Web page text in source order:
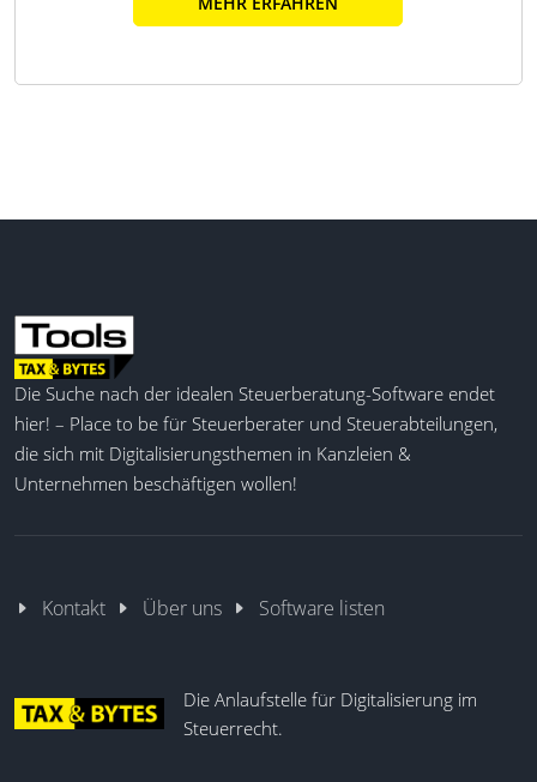
Die Suche nach der idealen Steuerberatung-Software endet
hier! – Place to be für Steuerberater und Steuerabteilungen,
die sich mit Digitalisierungsthemen in Kanzleien &
Unternehmen beschäftigen wollen!
Kontakt Über uns Software listen
Die Anlaufstelle für Digitalisierung im
Steuerrecht.